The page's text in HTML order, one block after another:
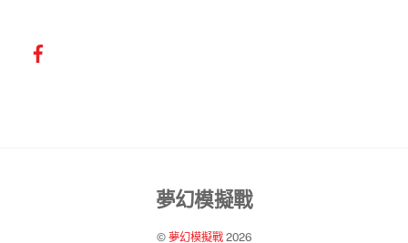
Back
夢幻模擬戰
© 夢幻模擬戰2026